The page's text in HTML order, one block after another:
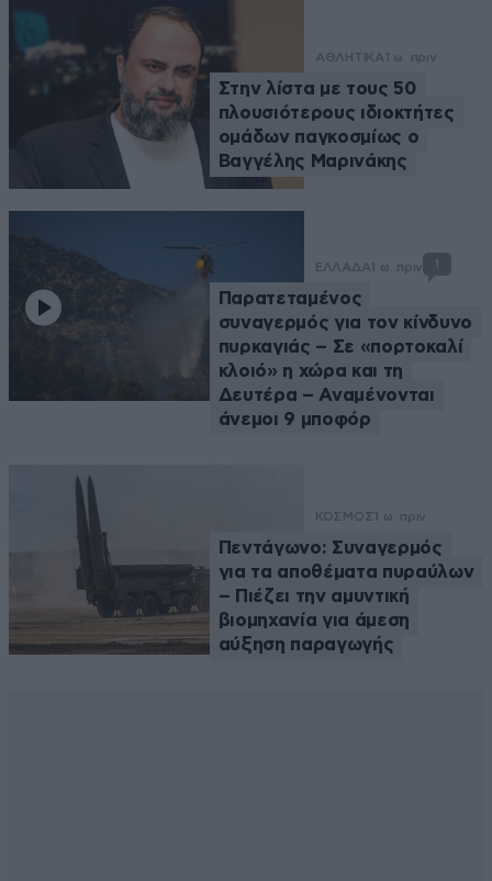
ΑΘΛΗΤΙΚΑ 1 ω. πριν
Στην λίστα με τους 50
πλουσιότερους ιδιοκτήτες
ομάδων παγκοσμίως ο
Βαγγέλης Μαρινάκης
ΕΛΛΑΔΑ 1 ω. πριν
Παρατεταμένος
συναγερμός για τον κίνδυνο
πυρκαγιάς – Σε «πορτοκαλί
κλοιό» η χώρα και τη
Δευτέρα – Αναμένονται
άνεμοι 9 μποφόρ
ΚΟΣΜΟΣ 1 ω. πριν
Πεντάγωνο: Συναγερμός
για τα αποθέματα πυραύλων
– Πιέζει την αμυντική
βιομηχανία για άμεση
αύξηση παραγωγής